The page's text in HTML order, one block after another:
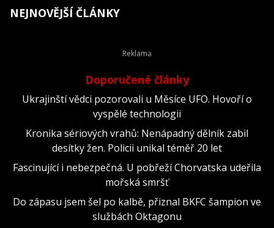
NEJNOVĚJŠÍ ČLÁNKY
Doporučené články
Ukrajinští vědci pozorovali u Měsíce UFO. Hovoří o
vyspělé technologii
Kronika sériových vrahů: Nenápadný dělník zabil
desítky žen. Policii unikal téměř 20 let
Fascinující i nebezpečná. U pobřeží Chorvatska udeřila
mořská smršť
Do zápasu jsem šel po kalbě, přiznal BKFC šampion ve
službách Oktagonu